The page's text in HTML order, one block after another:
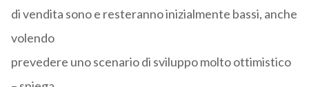
di vendita sono e resteranno inizialmente bassi, anche
volendo
prevedere uno scenario di sviluppo molto ottimistico